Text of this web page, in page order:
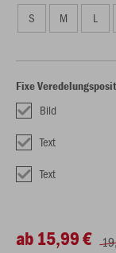
S M L
Fixe
Bild
Text
Text
ab 15,99 €